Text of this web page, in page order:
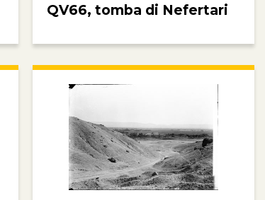
QV66, tomba di Nefertari